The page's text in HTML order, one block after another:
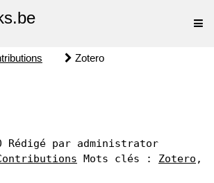
Zotero
Rédigé par administrator
Mots clés : Zotero ,